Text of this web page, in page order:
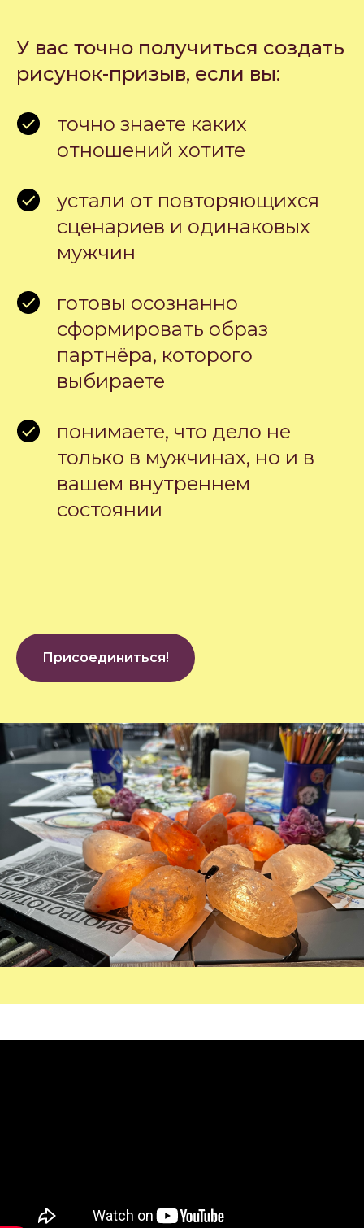
У вас точно получиться создать
рисунок-призыв, если вы:
точно знаете каких
отношений хотите
устали от повторяющихся
сценариев и одинаковых
мужчин
готовы осознанно
сформировать образ
партнёра, которого
выбираете
понимаете, что дело не
только в мужчинах, но и в
вашем внутреннем
состоянии
Присоединиться!